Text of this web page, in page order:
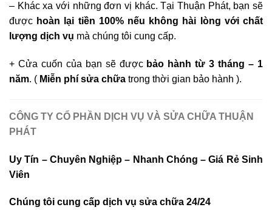
– Khác xa với những đơn vị khác. Tại Thuận Phát, bạn sẽ
được hoàn lại tiền 100% nếu không hài lòng với chất
lượng dịch vụ mà chúng tôi cung cấp.
+ Cửa cuốn của bạn sẽ được bảo hành từ 3 tháng – 1
năm. ( Miễn phí sửa chữa trong thời gian bảo hành ).
CÔNG TY CỔ PHẦN DỊCH VỤ VÀ SỬA CHỮA THUẬN
PHÁT
Uy Tín – Chuyên Nghiệp – Nhanh Chóng – Giá Rẻ Sinh
Viên
Chúng tôi cung cấp dịch vụ sửa chữa 24/24